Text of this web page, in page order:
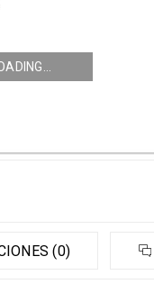
(0)